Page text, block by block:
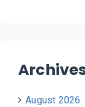
August 2026